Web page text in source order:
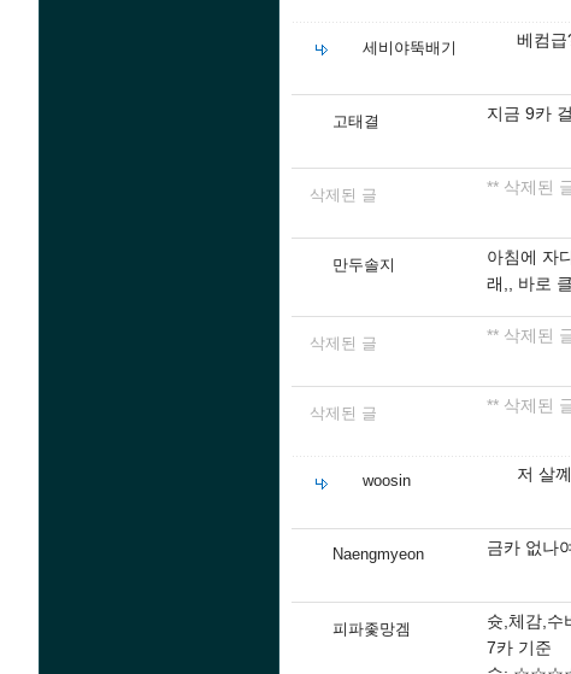
세비야뚝배기 베컴
고태결 지금 9카
삭제된 글 ** 삭제된
만두솔지
아침에 자
래,, 바로
삭제된 글 ** 삭제된
삭제된 글 ** 삭제된
woosin 저 살
Naengmyeon 금카 없나
피파좇망겜
슛,체감,수
7카 기준